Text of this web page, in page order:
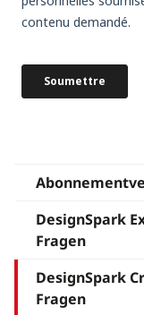
DesignSpark
Fragen
DesignSpark
Fragen